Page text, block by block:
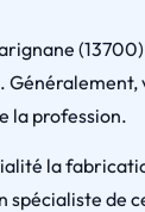
la profession.
la
spécialiste de